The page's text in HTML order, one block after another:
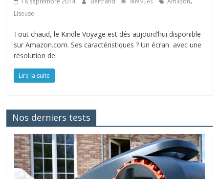
Liseuse
Tout chaud, le Kindle Voyage est dés aujourd’hui disponible
sur Amazon.com. Ses caractéristiques ? Un écran avec une
résolution de
Lire la suite
Nos derniers tests